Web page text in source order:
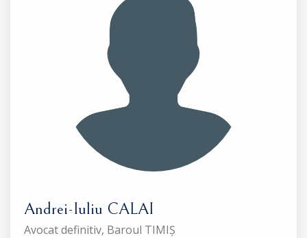
Andrei-Iuliu CALAI
Avocat definitiv, Baroul TIMIȘ